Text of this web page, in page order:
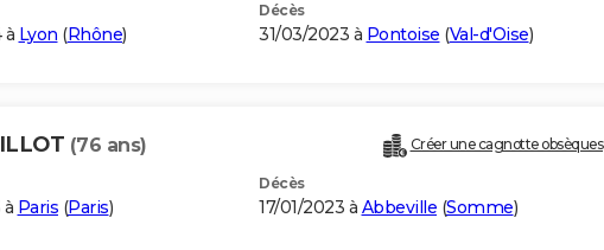
à Lyon (Rhône)
Décès
31/03/2023 à Pontoise (Val-d'Oise)
(76 ans) Créer une cagnotte obsèques
à Paris (Paris)
Décès
17/01/2023 à Abbeville (Somme)